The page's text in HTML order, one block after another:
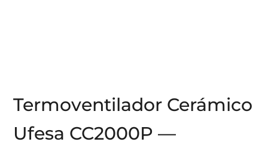
Termoventilador Cerámico
Ufesa CC2000P —